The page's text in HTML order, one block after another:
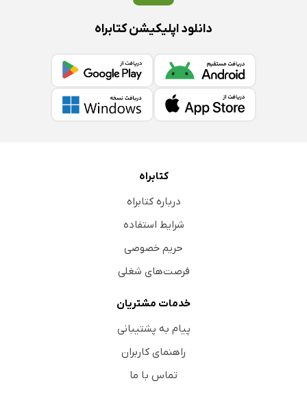
دانلود اپلیکیشن کتابراه
کتابراه
درباره کتابراه
شرایط استفاده
حریم خصوصی
فرصت‌های شغلی
خدمات مشتریان
پیام به پشتیبانی
راهنمای کاربران
تماس با ما